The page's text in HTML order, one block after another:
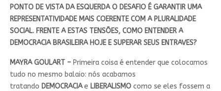
PONTO DE VISTA DA ESQUERDA O DESAFIO É GARANTIR UMA
REPRESENTATIVIDADE MAIS COERENTE COM A PLURALIDADE
SOCIAL. FRENTE A ESTAS TENSÕES, COMO ENTENDER A
DEMOCRACIA BRASILEIRA HOJE E SUPERAR SEUS ENTRAVES?
MAYRA GOULART –Primeira coisa é entender que colocamos
tudo no mesmo balaio: nós acabamos
tratando DEMOCRACIAe LIBERALISMOcomo se eles fossem a